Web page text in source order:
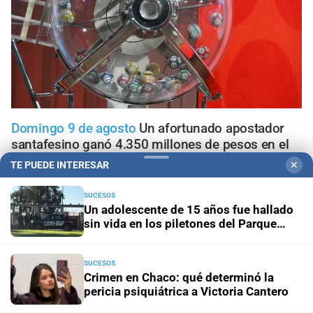
Domingo 9 de agosto Un afortunado apostador
santafesino ganó 4.350 millones de pesos en el
sorteo especial del Quini 6
Sorteo del domingo 9 de agosto
números ganadores
adiós a Jorge Messi en una ceremonia íntima
Pronóstico nacional
Frío extremo: 13 provincias están
TE PUEDE INTERESAR ✕
SUCESOS
Un adolescente de 15 años fue hallado
sin vida en los piletones del Parque
SUCESOS
Crimen en Chaco: qué determinó la
pericia psiquiátrica a Victoria Cantero